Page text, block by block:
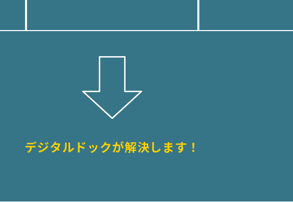
デジタルドックが解決します！